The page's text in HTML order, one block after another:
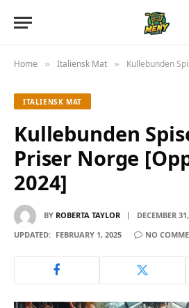
Home » Italiensk Mat » Kullebunden Spiseri
ITALIENSK MAT
Kullebunden
Priser Norge
2024]
BY ROBERTA TAYLOR
DECEMBER
UPDATED: FEBRUARY 1, 2025 NO